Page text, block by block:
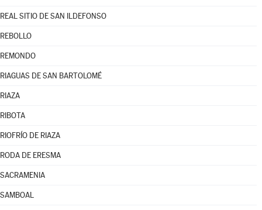
REAL SITIO DE SAN ILDEFONSO
REBOLLO
REMONDO
RIAGUAS DE SAN BARTOLOMÉ
RIAZA
RIBOTA
RIOFRÍO DE RIAZA
RODA DE ERESMA
SACRAMENIA
SAMBOAL